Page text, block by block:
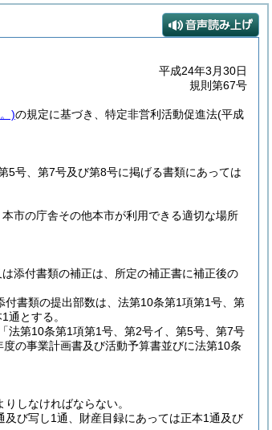
平成24年3月30日
規則第67号
)の規定に基づき、特定非営利活動促進法(平成
5号、第7号及び第8号に掲げる書類にあっては
市の庁舎その他本市が利用できる適切な場所
添付書類の補正は、所定の補正書に補正後の
書類の提出部数は、法第10条第1項第1号、第
とする。
法第10条第1項第1号、第2号イ、第5号、第7号
の事業計画書及び活動予算書並びに法第10条
しなければならない。
び写し1通、財産目録にあっては正本1通及び